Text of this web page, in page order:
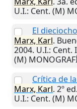
U.I.: Cent. (M)
El
Marx, Karl.
2004. U.I.: Cent.
(M)
Crítica de
Marx, Karl. 2º ed.
U.I.: Cent. (M)